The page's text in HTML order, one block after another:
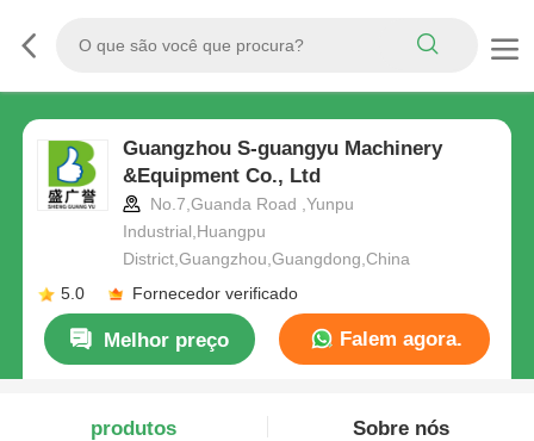
Guangzhou S-guangyu Machinery
&Equipment Co., Ltd
No.7,Guanda Road ,Yunpu
Industrial,Huangpu
District,Guangzhou,Guangdong,China
5.0
Fornecedor verificado
Melhor preço Falem agora.
produtos Sobre nós